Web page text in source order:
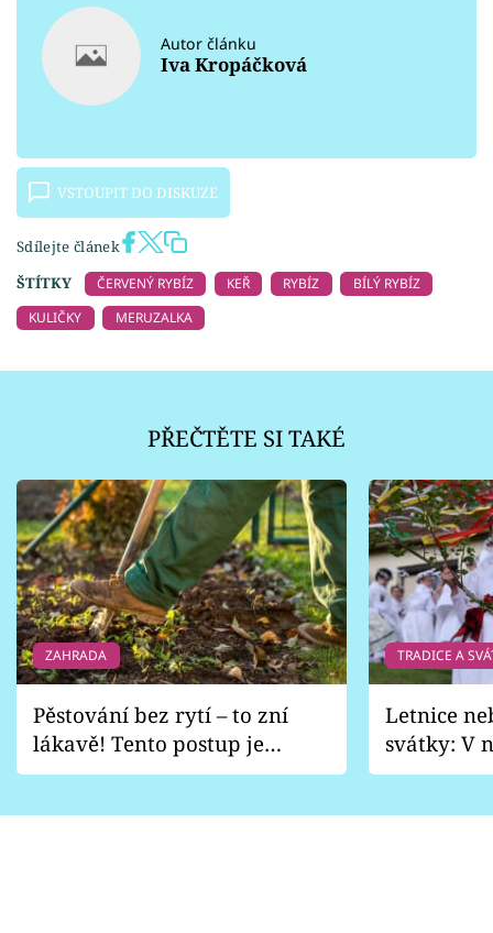
Autor článku
Iva Kropáčková
VSTOUPIT DO DISKUZE
Sdílejte článek
ŠTÍTKY
ČERVENÝ RYBÍZ KEŘ RYBÍZ
BÍLÝ RYBÍZ
KULIČKY
MERUZALKA
PŘEČTĚTE SI TAKÉ
ZAHRADA
Pěstování bez rytí – to zní
lákavě! Tento postup je
vhodný jen pro některé
TRADICE A
Letnice
svátky: V
pondělí